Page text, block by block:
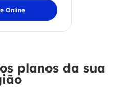
Online
planos da sua